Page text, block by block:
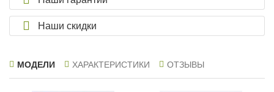
Наши скидки
МОДЕЛИ ХАРАКТЕРИСТИКИ ОТЗЫВЫ